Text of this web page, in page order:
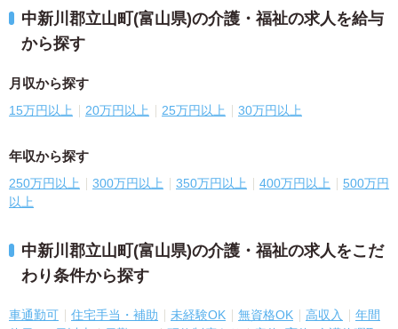
中新川郡立山町(富山県)の介護・福祉の求人を給与
から探す
月収から探す
15万円以上 20万円以上 25万円以上 30万円以上
年収から探す
250万円以上 300万円以上 350万円以上 400万円以上
500万円
以上
中新川郡立山町(富山県)の介護・福祉の求人をこだ
わり条件から探す
車通勤可 住宅手当・補助 未経験OK 無資格OK 高収入
年間